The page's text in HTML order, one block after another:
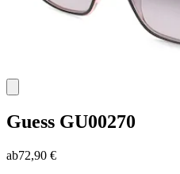
Guess GU00270
ab72,90 €